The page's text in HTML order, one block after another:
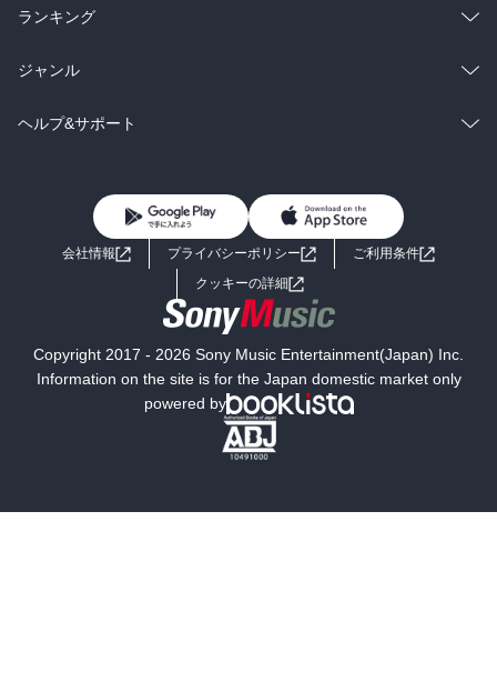
雑誌・グラビア
BL・TL
ラノベ
雑誌・グラビア
BL・TL
総合
ラノベ
雑誌・グラビア
ランキング
総合
ラノベ
ジャンル
コミック
ライトノベル 男子向けラノベ
小説
海外小説
ミステリー SF
文学
ヘルプ&サポート
よくあるご質問 お問い合わせ
会社情報 プライバシーポリシー
ご利用条件
クッキーの詳細
Copyright 2017 - 2026 Sony Music Entertainment(Japan) Inc.
Information on the site is for the Japan domestic market only
powered by